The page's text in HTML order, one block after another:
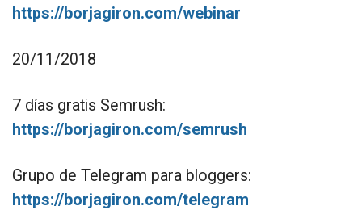
https://borjagiron.com/webinar
20/11/2018
7 días gratis Semrush:
https://borjagiron.com/semrush
Grupo de Telegram para bloggers:
https://borjagiron.com/telegram